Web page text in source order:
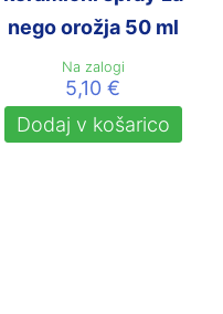
nego orožja 50 ml
Na zalogi
5,10€
Dodaj v košarico